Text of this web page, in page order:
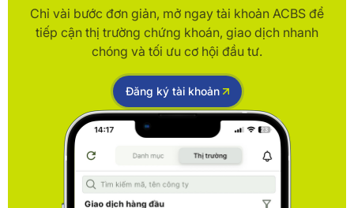
Chỉ vài bước đơn giản, mở ngay tài khoản ACBS để
tiếp cận thị trường chứng khoán, giao dịch nhanh
chóng và tối ưu cơ hội đầu tư.
Đăng ký tài khoản